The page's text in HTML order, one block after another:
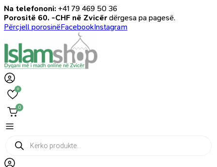
Na telefononi: +41 79 469 50 36
Porositë 60. -CHF në Zvicër dërgesa pa pagesë.
Përcjell porosinëFacebookInstagram
0
0
Products
search